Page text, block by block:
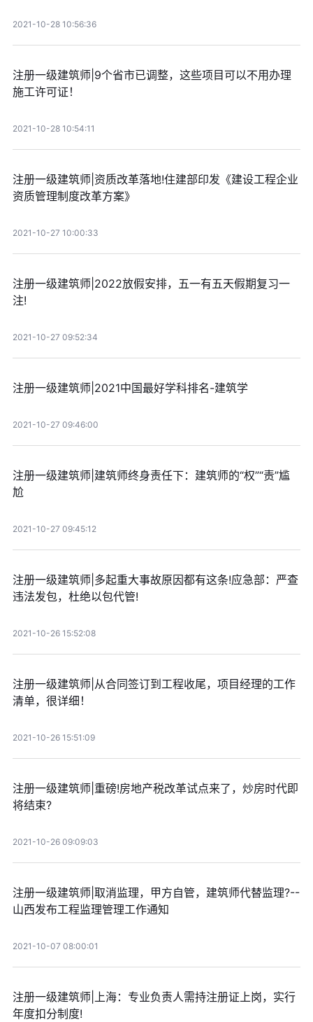
2021-10-28 10:56:36
注册一级建筑师|9个省市已调整，这些项目可以不用办理
施工许可证！
2021-10-28 10:54:11
注册一级建筑师|资质改革落地!住建部印发《建设工程企业
资质管理制度改革方案》
2021-10-27 10:00:33
注册一级建筑师|2022放假安排，五一有五天假期复习一
注!
2021-10-27 09:52:34
注册一级建筑师|2021中国最好学科排名-建筑学
2021-10-27 09:46:00
注册一级建筑师|建筑师终身责任下：建筑师的“权”“责”尴
尬
2021-10-27 09:45:12
注册一级建筑师|多起重大事故原因都有这条!应急部：严查
违法发包，杜绝以包代管!
2021-10-26 15:52:08
注册一级建筑师|从合同签订到工程收尾，项目经理的工作
清单，很详细！
2021-10-26 15:51:09
注册一级建筑师|重磅!房地产税改革试点来了，炒房时代即
将结束?
2021-10-26 09:09:03
注册一级建筑师|取消监理，甲方自管，建筑师代替监理?--
山西发布工程监理管理工作通知
2021-10-07 08:00:01
注册一级建筑师|上海：专业负责人需持注册证上岗，实行
年度扣分制度!